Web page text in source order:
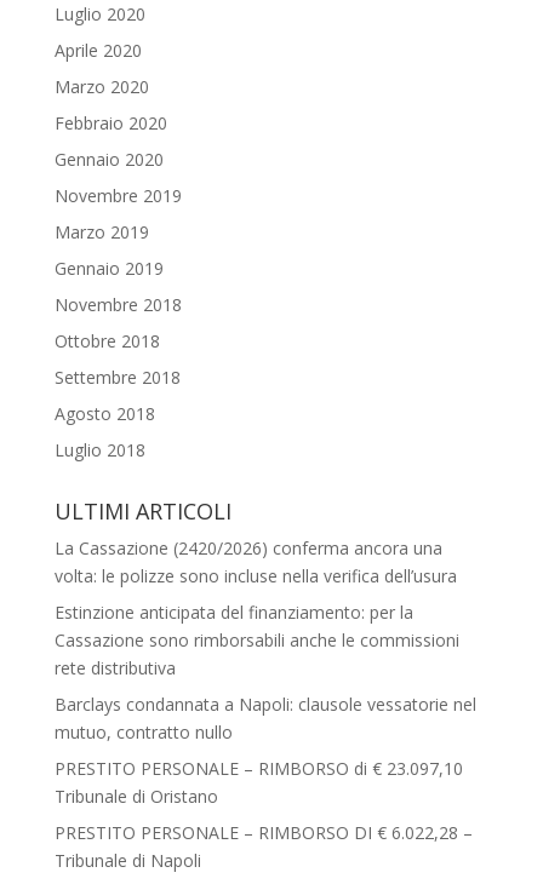
Luglio 2020
Aprile 2020
Marzo 2020
Febbraio 2020
Gennaio 2020
Novembre 2019
Marzo 2019
Gennaio 2019
Novembre 2018
Ottobre 2018
Settembre 2018
Agosto 2018
Luglio 2018
ULTIMI ARTICOLI
La Cassazione (2420/2026) conferma ancora una
volta: le polizze sono incluse nella verifica dell’usura
Estinzione anticipata del finanziamento: per la
Cassazione sono rimborsabili anche le commissioni
rete distributiva
Barclays condannata a Napoli: clausole vessatorie nel
mutuo, contratto nullo
PRESTITO PERSONALE – RIMBORSO di € 23.097,10
Tribunale di Oristano
PRESTITO PERSONALE – RIMBORSO DI € 6.022,28 –
Tribunale di Napoli